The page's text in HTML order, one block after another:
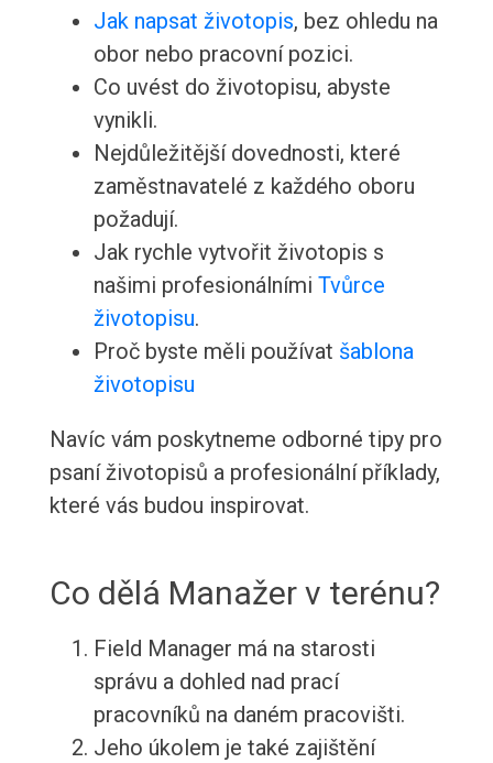
Jak napsat životopis, bez ohledu na
obor nebo pracovní pozici.
Co uvést do životopisu, abyste
vynikli.
Nejdůležitější dovednosti, které
zaměstnavatelé z každého oboru
požadují.
Jak rychle vytvořit životopis s
našimi profesionálními Tvůrce
životopisu.
Proč byste měli používat šablona
životopisu
Navíc vám poskytneme odborné tipy pro
psaní životopisů a profesionální příklady,
které vás budou inspirovat.
Co dělá Manažer v terénu?
Field Manager má na starosti
správu a dohled nad prací
pracovníků na daném pracovišti.
Jeho úkolem je také zajištění